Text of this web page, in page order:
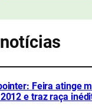
Feira atinge
e traz raça